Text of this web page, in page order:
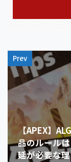
Prev
【APEX】
品のルール
延が必要な